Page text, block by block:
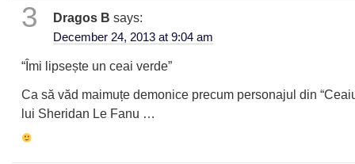
3 Dragos B says:
December 24, 2013 at 9:04 am
“Îmi lipsește un ceai verde”
Ca să văd maimuțe demonice precum personajul din
lui Sheridan Le Fanu …